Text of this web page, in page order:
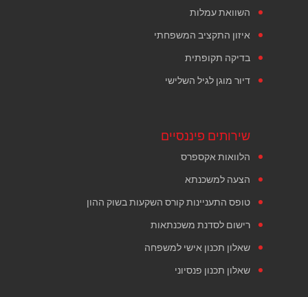
השוואת עמלות
איזון התקציב המשפחתי
בדיקה תקופתית
דיור מוגן לגיל השלישי
שירותים פיננסיים
הלוואות אקספרס
הצעה למשכנתא
טופס התעניינות קורס השקעות בשוק ההון
רישום לסדנת משכנתאות
שאלון תכנון אישי למשפחה
שאלון תכנון פנסיוני